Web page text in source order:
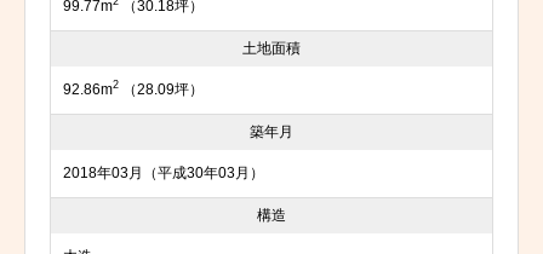
99.77m （30.18坪）
土地面積
92.86m2 （28.09坪）
築年月
2018年03月（平成30年03月）
構造